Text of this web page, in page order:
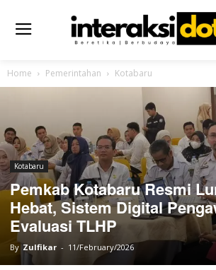
Home Pemerintahan Kotabaru
Kotabaru
Pemkab Kotabaru Resmi
Hebat, Sistem Digital
Evaluasi TLHP
By Zulfikar - 11/February/2026